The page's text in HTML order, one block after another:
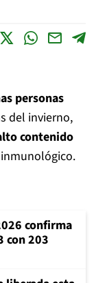
personas
del invierno,
contenido
confirma
con 203